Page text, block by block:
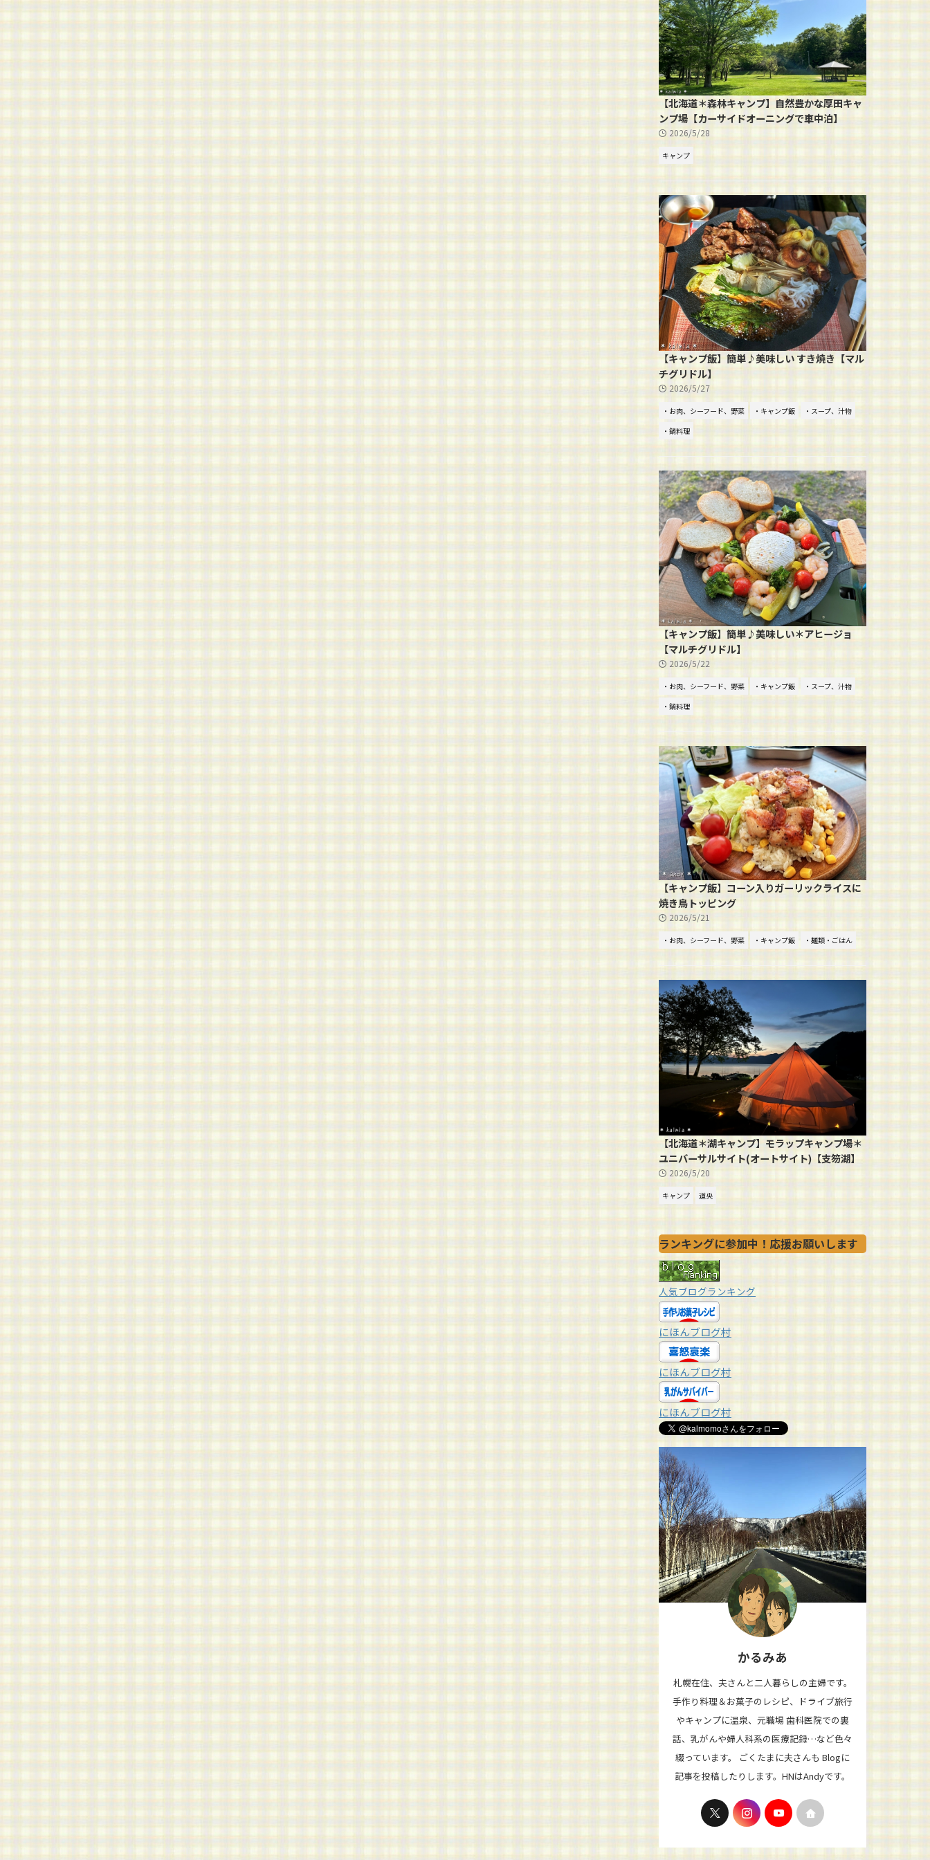
【北海道＊森林キャンプ】自然豊かな厚田キャ
ンプ場【カーサイドオーニングで車中泊】
2026/5/28
キャンプ
【キャンプ飯】簡単♪美味しい すき焼き【マル
チグリドル】
2026/5/27
・お肉、シーフード、野菜 ・キャンプ飯
・スープ、汁物
・鍋料理
【キャンプ飯】簡単♪美味しい＊アヒージョ
【マルチグリドル】
2026/5/22
・お肉、シーフード、野菜 ・キャンプ飯
・スープ、汁物
・鍋料理
【キャンプ飯】コーン入りガーリックライスに
焼き鳥トッピング
2026/5/21
・お肉、シーフード、野菜 ・キャンプ飯 ・麺類・ごはん
【北海道＊湖キャンプ】モラップキャンプ場＊
ユニバーサルサイト(オートサイト)【支笏湖】
2026/5/20
キャンプ 道央
ランキングに参加中！応援お願いします
人気ブログランキング
にほんブログ村
にほんブログ村
にほんブログ村
かるみあ
札幌在住、夫さんと二人暮らしの主婦です。
手作り料理＆お菓子のレシピ、ドライブ旅行
やキャンプに温泉、元職場 歯科医院での裏
話、乳がんや婦人科系の医療記録…など色々
綴っています。 ごくたまに夫さんも Blogに
記事を投稿したりします。HNはAndyです。